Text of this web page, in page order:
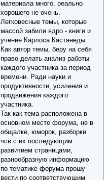
материала много, реально
хорошего не очень.
Легковесные темы, которые
массой забили ядро - книги и
учение Карлоса Кастанеды.
Как автор темы, беру на себя
право делать анализ работы
каждого участника за период
времени. Ради науки и
продуктивности, усиления и
продвижения каждого
участника.
Так как тема расположена в
основном месте форума, не в
общалке, юморок, разборки
чсв с их последующим
развитием страницами,
разнообразную информацию
по тематике форума прошу
вести по соответствующим